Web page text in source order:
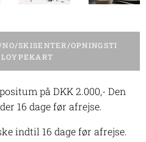
SKISENTER/OPNINGSTI
på DKK 2.000,- Den
16 dage før afrejse.
indtil 16 dage før afrejse.